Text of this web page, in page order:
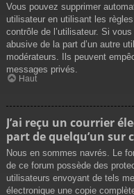
Vous pouvez supprimer
utilisateur en utilisant les
contrôle de l’utilisateur. Si
abusive de la part d’un autre
modérateurs. Ils peuvent
messages privés.
Haut
J’ai reçu un courrier
part de quelqu’un sur
Nous en sommes navrés. Le
de ce forum possède des
utilisateurs envoyant de tels
électronique une copie